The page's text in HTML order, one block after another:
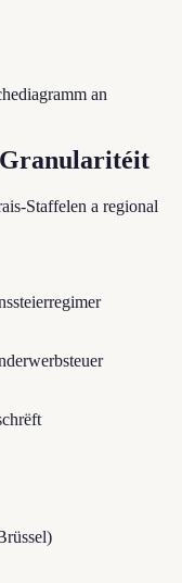
an
Staffelen a regional